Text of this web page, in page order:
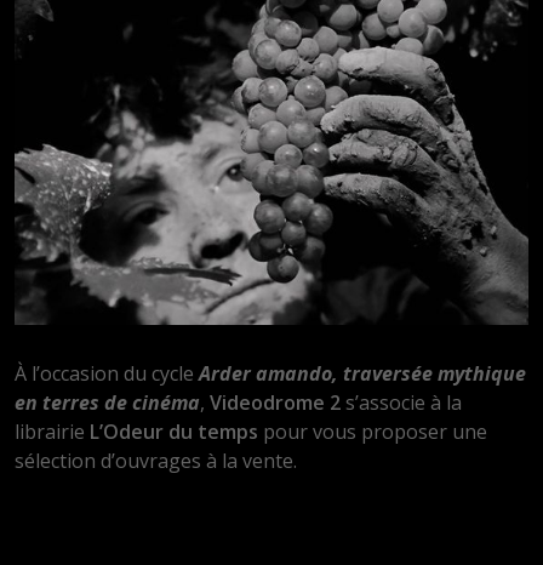
À l’occasion du cycleArder amando, traversée mythique
en terres de cinéma, Videodrome 2 s’associe à la
librairie L’Odeur du temps pour vous proposer une
sélection d’ouvrages à la vente.